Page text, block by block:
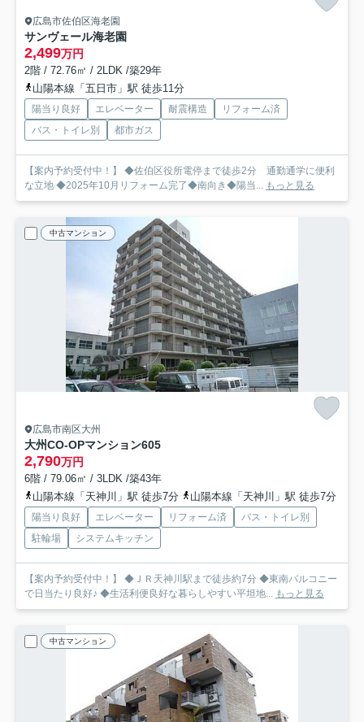
広島市佐伯区海老園
サンヴェール海老園
2,499万円
2階 / 72.76㎡ / 2LDK /築29年
山陽本線「五日市」駅 徒歩11分
陽当り良好 エレベーター 耐震構造
リフォーム済
バス・トイレ別
都市ガス
【案内予約受付中！】 ◆佐伯区役所電停まで徒歩2分 通勤通学に便利
な立地 ◆2025年10月リフォーム完了◆南向き◆陽当...
もっと見る
中古マンション
広島市南区大州
大州CO-OPマンション605
2,790万円
6階 / 79.06㎡ / 3LDK /築43年
山陽本線「天神川」駅 徒歩7分
山陽本線「天神川」駅 徒歩7分
陽当り良好 エレベーター リフォーム済
バス・トイレ別
駐輪場
システムキッチン
【案内予約受付中！】 ◆ＪＲ天神川駅まで徒歩約7分 ◆東南バルコニー
で日当たり良好♪ ◆生活利便良好な暮らしやすい平坦地...
もっと見る
中古マンション